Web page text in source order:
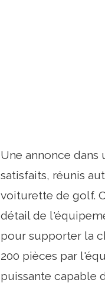
Une annonce dans
satisfaits, réunis
voiturette de golf.
détail de
pour supporter la
200 pièces par
puissante capable